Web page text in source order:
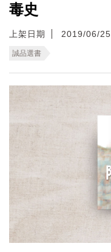
毒史
上架日期 2019/06/25
誠品選書